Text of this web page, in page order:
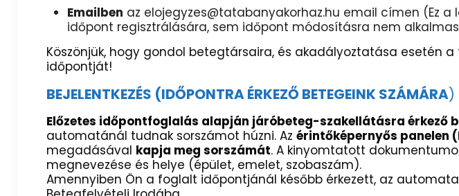
Emailben az elojegyzes@tatabanyakorhaz.hu email címen (Ez
időpont regisztrálására, sem időpont módosításra nem
Köszönjük, hogy gondol betegtársaira, és akadályoztatása esetén
időpontját!
BEJELENTKEZÉS (IDŐPONTRA ÉRKEZŐ BETEGEINK SZÁMÁRA)
Előzetes időpontfoglalás alapján járóbeteg-szakellátásra érkező
automatánál tudnak sorszámot húzni. Azérintőképernyős panelen
megadásával kapja meg sorszámát. A kinyomtatott
megnevezése és helye (épület, emelet, szobaszám).
Amennyiben Ön a foglalt időpontjánál később érkezett, az